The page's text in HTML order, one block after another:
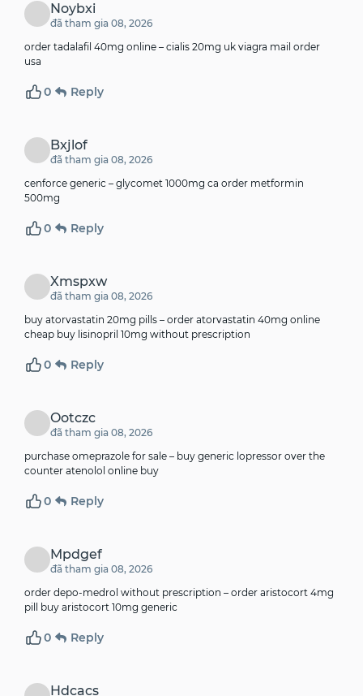
Noybxi
đã tham gia 08, 2026
order tadalafil 40mg online – cialis 20mg uk viagra mail order
usa
0 Reply
Bxjlof
đã tham gia 08, 2026
cenforce generic – glycomet 1000mg ca order metformin
500mg
0 Reply
Xmspxw
đã tham gia 08, 2026
buy atorvastatin 20mg pills – order atorvastatin 40mg online
cheap buy lisinopril 10mg without prescription
0 Reply
Ootczc
đã tham gia 08, 2026
purchase omeprazole for sale – buy generic lopressor over the
counter atenolol online buy
0 Reply
Mpdgef
đã tham gia 08, 2026
order depo-medrol without prescription – order aristocort 4mg
pill
buy aristocort 10mg generic
0 Reply
Hdcacs